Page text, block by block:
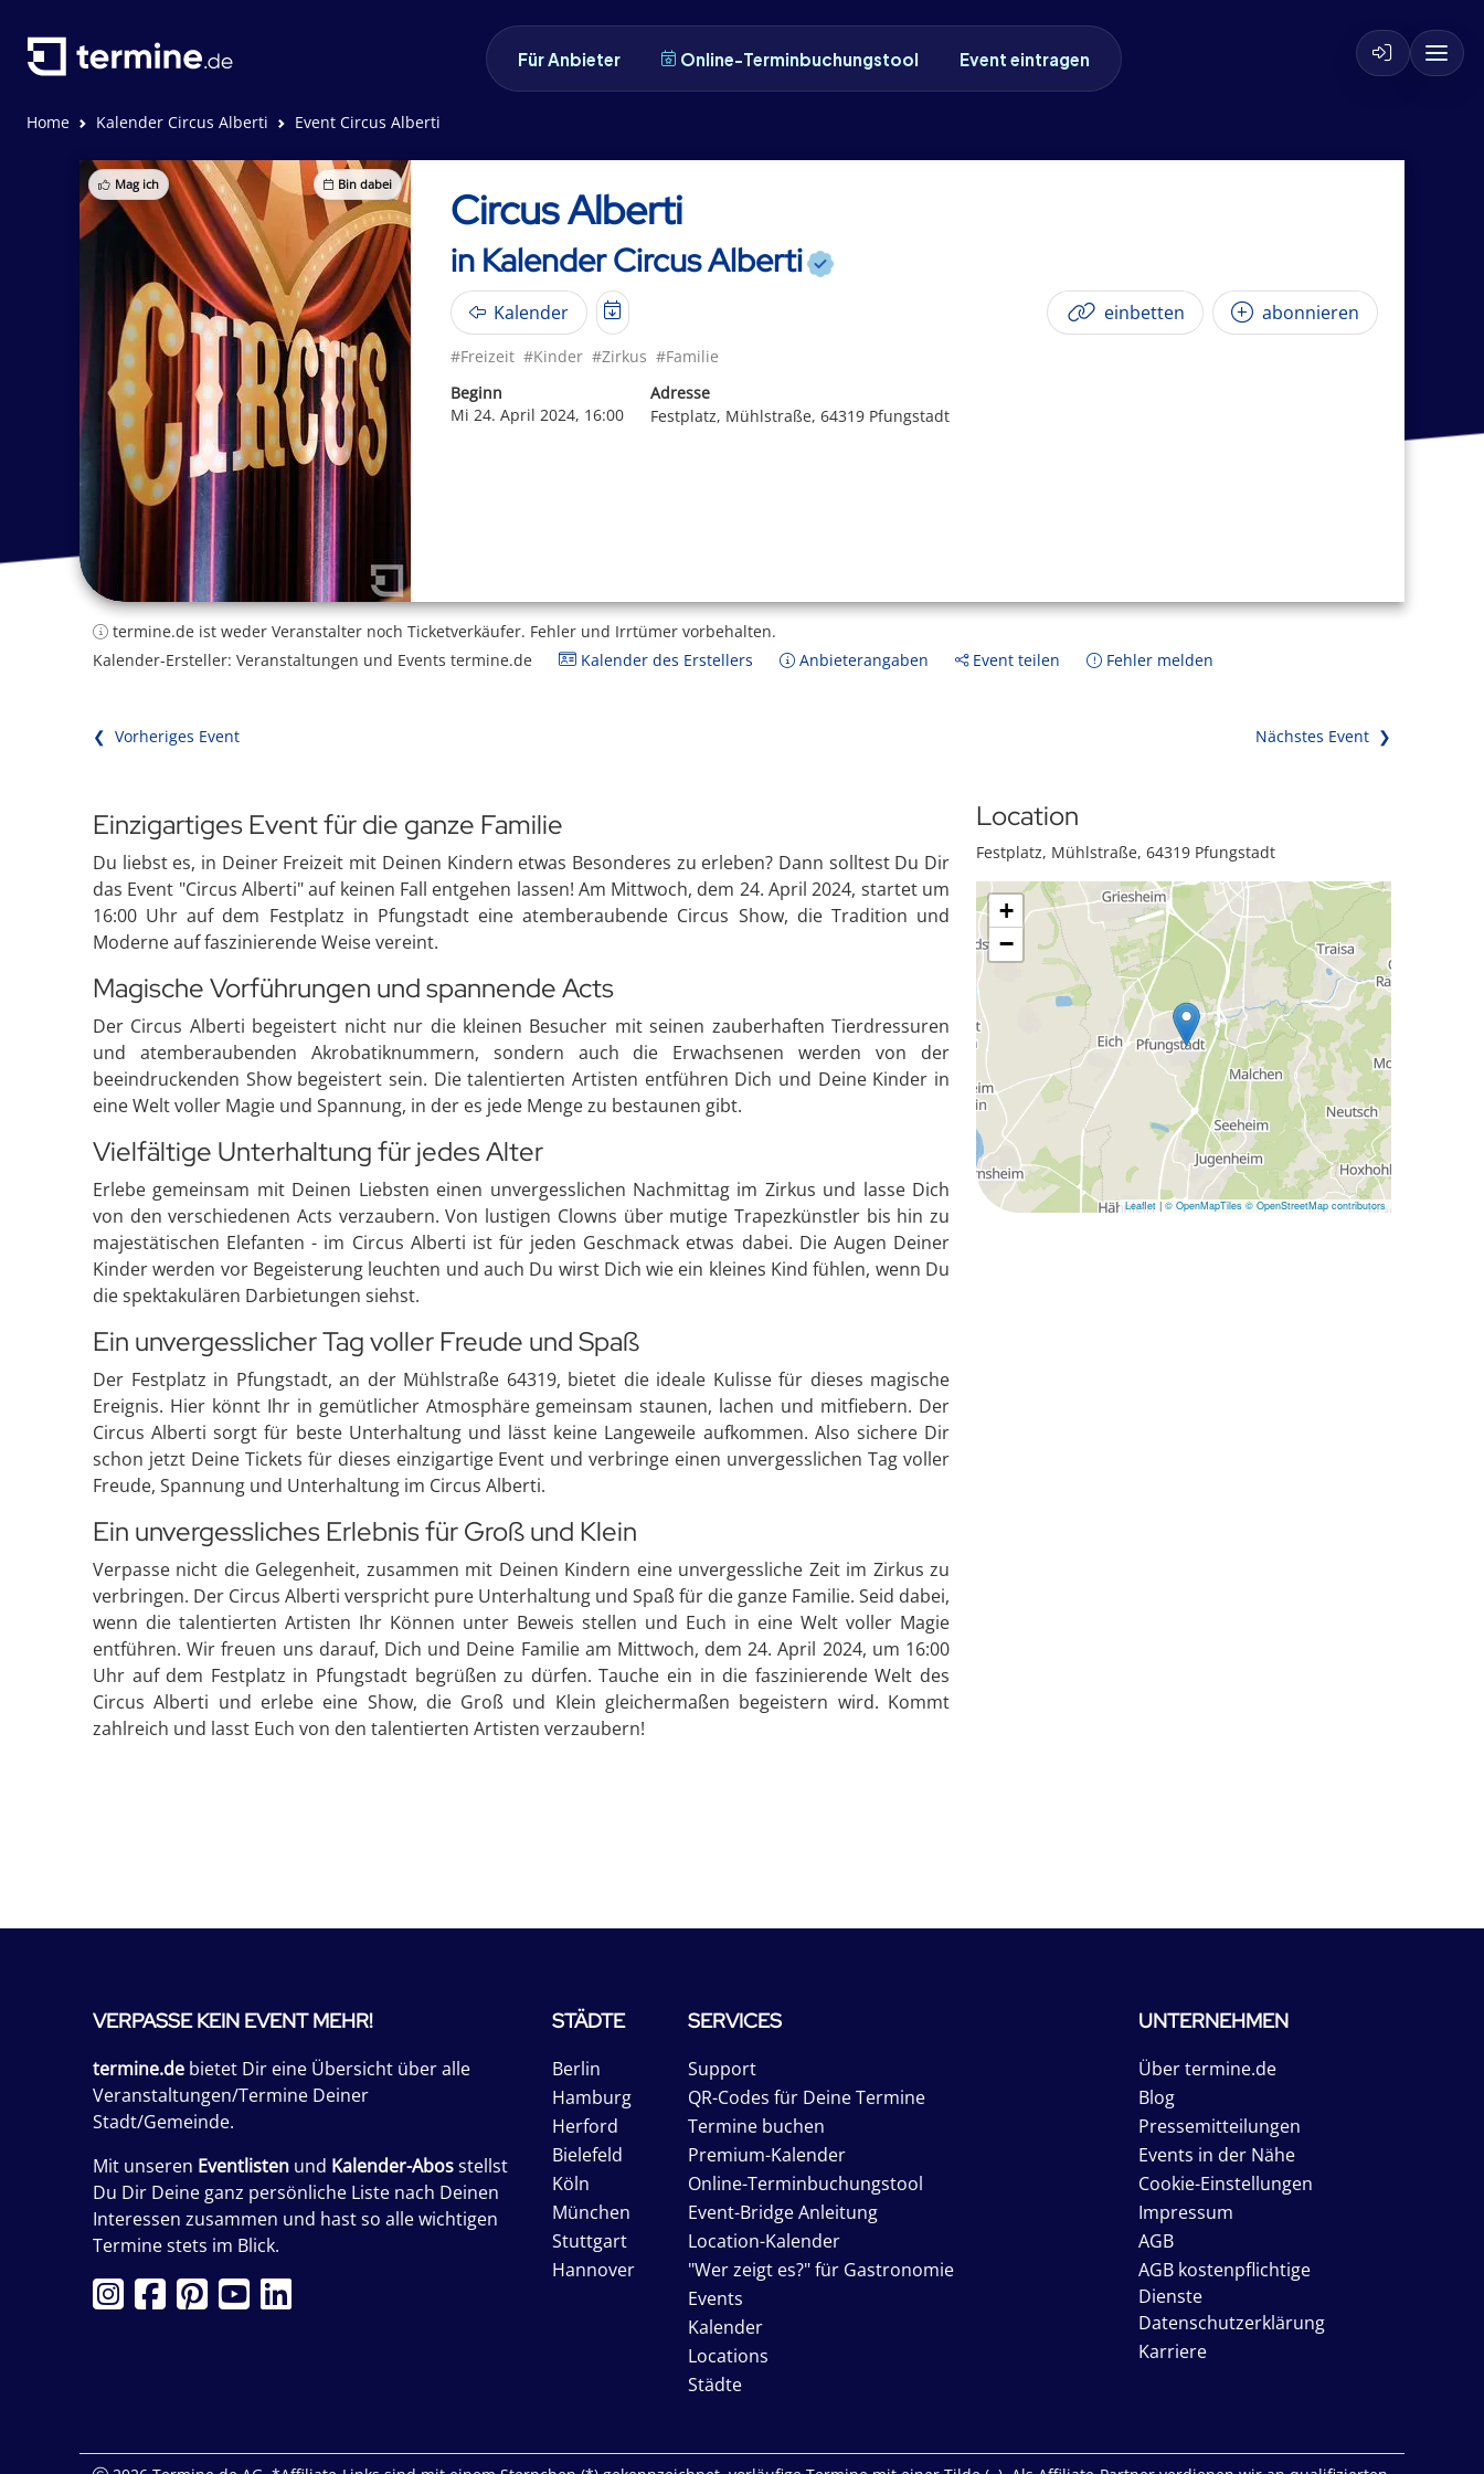
Für Anbieter Online-Terminbuchungstool Event eintragen
Home Kalender Circus Alberti Event Circus Alberti
Mag ich Bin dabei Circus Alberti
in Kalender Circus Alberti
Kalender einbetten abonnieren
#Freizeit #Kinder #Zirkus #Familie
Beginn
Mi 24. April 2024, 16:00
Adresse
Festplatz, Mühlstraße, 64319 Pfungstadt
termine.de ist weder Veranstalter noch Ticketverkäufer. Fehler und Irrtümer vorbehalten.
Kalender-Ersteller: Veranstaltungen und Events termine.de
Kalender des Erstellers Anbieterangaben Event teilen Fehler melden
❮ Vorheriges Event Nächstes Event ❯
Einzigartiges Event für die ganze Familie
Du liebst es, in Deiner Freizeit mit Deinen Kindern etwas Besonderes zu erleben? Dann solltest Du Dir
das Event "Circus Alberti" auf keinen Fall entgehen lassen! Am Mittwoch, dem 24. April 2024, startet um
16:00 Uhr auf dem Festplatz in Pfungstadt eine atemberaubende Circus Show, die Tradition und
Moderne auf faszinierende Weise vereint.
Magische Vorführungen und spannende Acts
Der Circus Alberti begeistert nicht nur die kleinen Besucher mit seinen zauberhaften Tierdressuren
und atemberaubenden Akrobatiknummern, sondern auch die Erwachsenen werden von der
beeindruckenden Show begeistert sein. Die talentierten Artisten entführen Dich und Deine Kinder in
eine Welt voller Magie und Spannung, in der es jede Menge zu bestaunen gibt.
Vielfältige Unterhaltung für jedes Alter
Erlebe gemeinsam mit Deinen Liebsten einen unvergesslichen Nachmittag im Zirkus und lasse Dich
von den verschiedenen Acts verzaubern. Von lustigen Clowns über mutige Trapezkünstler bis hin zu
majestätischen Elefanten - im Circus Alberti ist für jeden Geschmack etwas dabei. Die Augen Deiner
Kinder werden vor Begeisterung leuchten und auch Du wirst Dich wie ein kleines Kind fühlen, wenn Du
die spektakulären Darbietungen siehst.
Ein unvergesslicher Tag voller Freude und Spaß
Der Festplatz in Pfungstadt, an der Mühlstraße 64319, bietet die ideale Kulisse für dieses magische
Ereignis. Hier könnt Ihr in gemütlicher Atmosphäre gemeinsam staunen, lachen und mitfiebern. Der
Circus Alberti sorgt für beste Unterhaltung und lässt keine Langeweile aufkommen. Also sichere Dir
schon jetzt Deine Tickets für dieses einzigartige Event und verbringe einen unvergesslichen Tag voller
Freude, Spannung und Unterhaltung im Circus Alberti.
Ein unvergessliches Erlebnis für Groß und Klein
Verpasse nicht die Gelegenheit, zusammen mit Deinen Kindern eine unvergessliche Zeit im Zirkus zu
verbringen. Der Circus Alberti verspricht pure Unterhaltung und Spaß für die ganze Familie. Seid dabei,
wenn die talentierten Artisten Ihr Können unter Beweis stellen und Euch in eine Welt voller Magie
entführen. Wir freuen uns darauf, Dich und Deine Familie am Mittwoch, dem 24. April 2024, um 16:00
Uhr auf dem Festplatz in Pfungstadt begrüßen zu dürfen. Tauche ein in die faszinierende Welt des
Circus Alberti und erlebe eine Show, die Groß und Klein gleichermaßen begeistern wird. Kommt
zahlreich und lasst Euch von den talentierten Artisten verzaubern!
Location
Festplatz, Mühlstraße, 64319 Pfungstadt
+
−
Leaflet | © OpenMapTiles © OpenStreetMap contributors
VERPASSE KEIN EVENT MEHR!
termine.de bietet Dir eine Übersicht über alle
Veranstaltungen/Termine Deiner
Stadt/Gemeinde.
Mit unseren Eventlisten und Kalender-Abosstellst
Du Dir Deine ganz persönliche Liste nach Deinen
Interessen zusammen und hast so alle wichtigen
Termine stets im Blick.
STÄDTE
Berlin
Hamburg
Herford
Bielefeld
Köln
München
Stuttgart
Hannover
SERVICES
Support
QR-Codes für Deine Termine
Termine buchen
Premium-Kalender
Online-Terminbuchungstool
Event-Bridge Anleitung
Location-Kalender
"Wer zeigt es?" für Gastronomie
Events
Kalender
Locations
Städte
UNTERNEHMEN
Über termine.de
Blog
Pressemitteilungen
Events in der Nähe
Cookie-Einstellungen
Impressum
AGB
AGB kostenpflichtige
Dienste
Datenschutzerklärung
Karriere